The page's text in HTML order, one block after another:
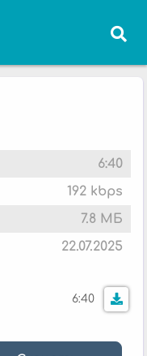
6:40
192 kbps
7.8 МБ
22.07.2025
6:40